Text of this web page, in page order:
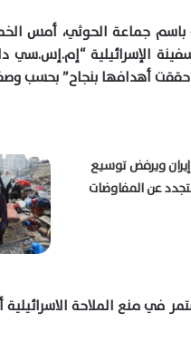
باسم جماعة الحوثي، أمس
الإسرائيلية “إم.إس.سي
“حققت أهدافها بنجاح” بحسب
ويرفض توسيع
عن المفاوضات
في منع الملاحة